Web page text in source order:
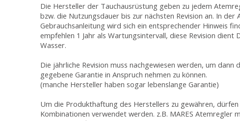
Die Hersteller der Tauchausrüstung geben zu jedem
bzw. die Nutzungsdauer bis zur nächsten Revision an. In der
Gebrauchsanleitung wird sich ein entsprechender Hinweis
empfehlen 1 Jahr als Wartungsintervall, diese Revision dient
Wasser.
Die jährliche Revision muss nachgewiesen werden, um dann
gegebene Garantie in Anspruch nehmen zu können.
(manche Hersteller haben sogar lebenslange Garantie)
Um die Produkthaftung des Herstellers zu gewähren,
Kombinationen verwendet werden. z.B. MARES Atemregler